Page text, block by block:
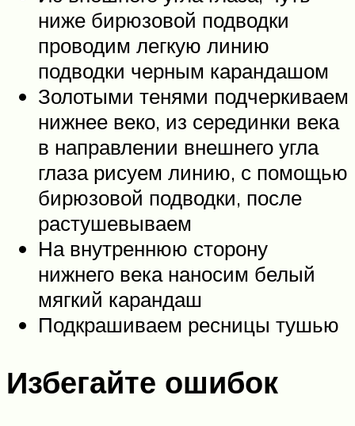
ниже бирюзовой подводки
проводим легкую линию
подводки черным карандашом
Золотыми тенями подчеркиваем
нижнее веко, из серединки века
в направлении внешнего угла
глаза рисуем линию, с помощью
бирюзовой подводки, после
растушевываем
На внутреннюю сторону
нижнего века наносим белый
мягкий карандаш
Подкрашиваем ресницы тушью
Избегайте ошибок